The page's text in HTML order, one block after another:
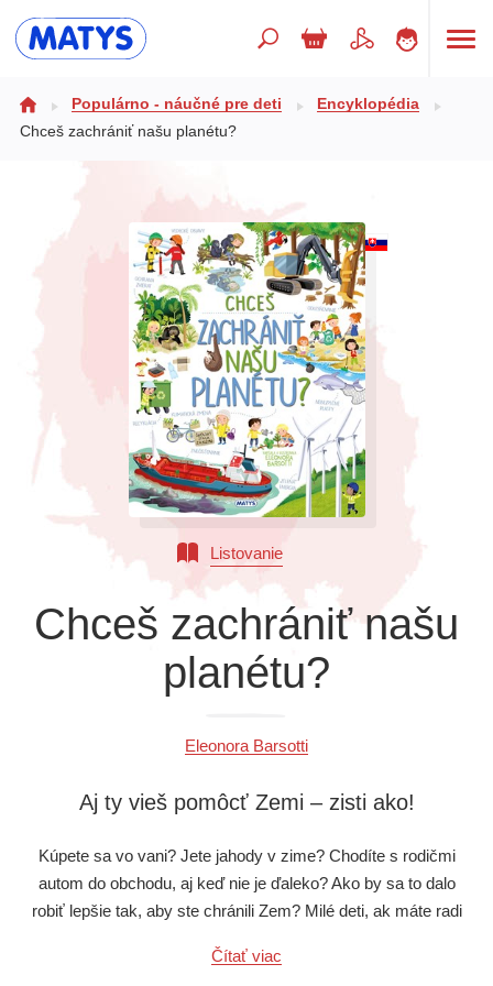
Doplnkový sortiment
Populárno - náučné pre deti
Výchova a pedagogika
Všetky kategórie
Populárno - náučné pre deti
Encyklopédia
Chceš zachrániť našu planétu?
Listovanie
Chceš zachrániť našu
planétu?
Eleonora Barsotti
Aj ty vieš pomôcť Zemi – zisti ako!
Kúpete sa vo vani? Jete jahody v zime? Chodíte s rodičmi
autom do obchodu, aj keď nie je ďaleko? Ako by sa to dalo
robiť lepšie tak, aby ste chránili Zem? Milé deti, ak máte radi
správať tak, aby ste pomohli udržať našu planétu zdravú.
Čítať viac